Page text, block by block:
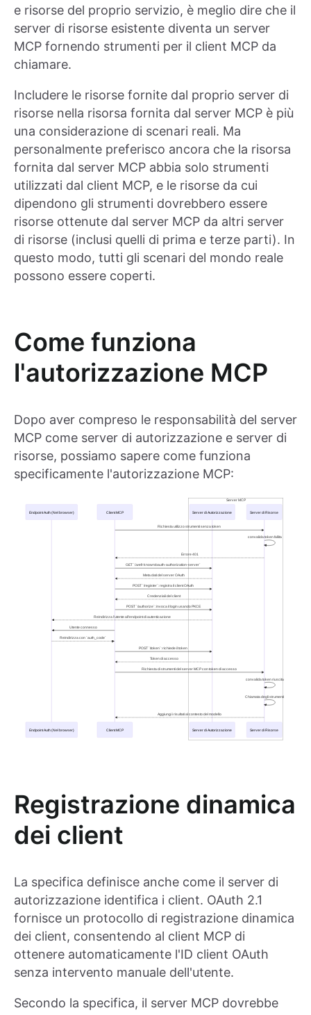
e risorse del proprio servizio, è meglio dire che il
server di risorse esistente diventa un server
MCP fornendo strumenti per il client MCP da
chiamare.
Includere le risorse fornite dal proprio server di
risorse nella risorsa fornita dal server MCP è più
una considerazione di scenari reali. Ma
personalmente preferisco ancora che la risorsa
fornita dal server MCP abbia solo strumenti
utilizzati dal client MCP, e le risorse da cui
dipendono gli strumenti dovrebbero essere
risorse ottenute dal server MCP da altri server
di risorse (inclusi quelli di prima e terze parti). In
questo modo, tutti gli scenari del mondo reale
possono essere coperti.
Come funziona
l'autorizzazione MCP
Dopo aver compreso le responsabilità del server
MCP come server di autorizzazione e server di
risorse, possiamo sapere come funziona
specificamente l'autorizzazione MCP:
Registrazione dinamica
dei client
La specifica definisce anche come il server di
autorizzazione identifica i client. OAuth 2.1
fornisce un protocollo di registrazione dinamica
dei client, consentendo al client MCP di
ottenere automaticamente l'ID client OAuth
senza intervento manuale dell'utente.
Secondo la specifica, il server MCP dovrebbe